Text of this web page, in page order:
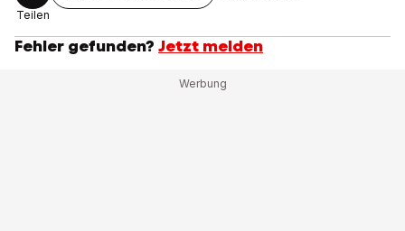
Teilen
Fehler gefunden? Jetzt melden